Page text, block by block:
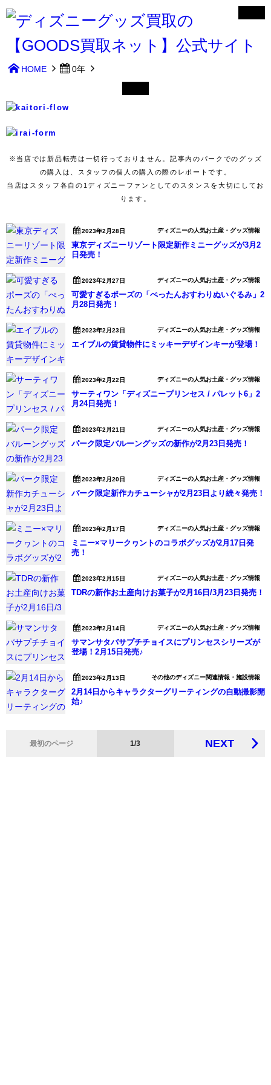
HOME 0年
※当店では新品転売は一切行っておりません。記事内のパークでのグッズ
の購入は、スタッフの個人の購入の際のレポートです。
当店はスタッフ各自の1ディズニーファンとしてのスタンスを大切にしてお
ります。
2023年2月28日 ディズニーの人気お土産・グッズ情報
東京ディズニーリゾート限定新作ミニーグッズが3月2
日発売！
2023年2月27日 ディズニーの人気お土産・グッズ情報
可愛すぎるポーズの「ぺったんおすわりぬいぐるみ」2
月28日発売！
2023年2月23日 ディズニーの人気お土産・グッズ情報
エイブルの賃貸物件にミッキーデザインキーが登場！
2023年2月22日 ディズニーの人気お土産・グッズ情報
サーティワン「ディズニープリンセス / パレット6」2
月24日発売！
2023年2月21日 ディズニーの人気お土産・グッズ情報
パーク限定バルーングッズの新作が2月23日発売！
2023年2月20日 ディズニーの人気お土産・グッズ情報
パーク限定新作カチューシャが2月23日より続々発売！
2023年2月17日 ディズニーの人気お土産・グッズ情報
ミニー×マリークヮントのコラボグッズが2月17日発
売！
2023年2月15日 ディズニーの人気お土産・グッズ情報
TDRの新作お土産向けお菓子が2月16日/3月23日発売！
2023年2月14日 ディズニーの人気お土産・グッズ情報
サマンサタバサプチチョイスにプリンセスシリーズが
登場！2月15日発売♪
2023年2月13日 その他のディズニー関連情報・施設情報
2月14日からキャラクターグリーティングの自動撮影開
始♪
最初のページ 1/3 NEXT